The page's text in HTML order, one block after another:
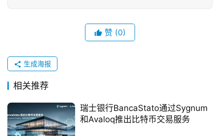
证
券
交
易
所
赞 (0)
生成海报
相关推荐
瑞士银行BancaStato通过Sygnum
和Avaloq推出比特币交易服务